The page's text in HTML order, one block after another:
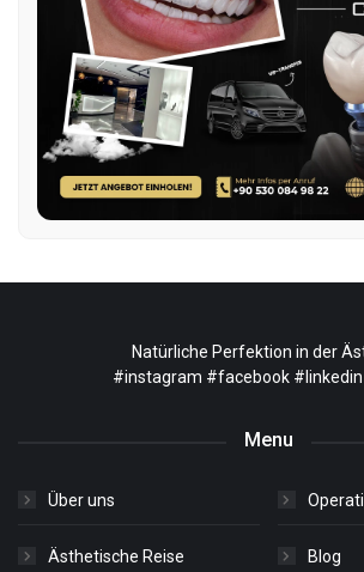
Natürliche Perfektion in der
#instagram #facebook #linkedin
Menu
Über uns
Ästhetische Reise Blog